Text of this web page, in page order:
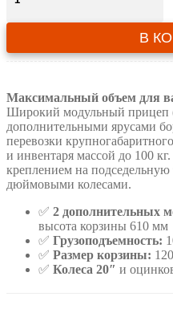
для
"Кузовок
(2
доп.
модуля
в
комплекте)
В
Максимальный объем для
Широкий модульный прицеп
дополнительными ярусами
перевозки
и инвентаря массой до 100
креплением на
дюймовыми колесами.
✅ 2 дополнительных
высота корзины 610 мм
✅ Грузоподъемность:
✅ Размер корзины:
✅ Колеса 20″ и